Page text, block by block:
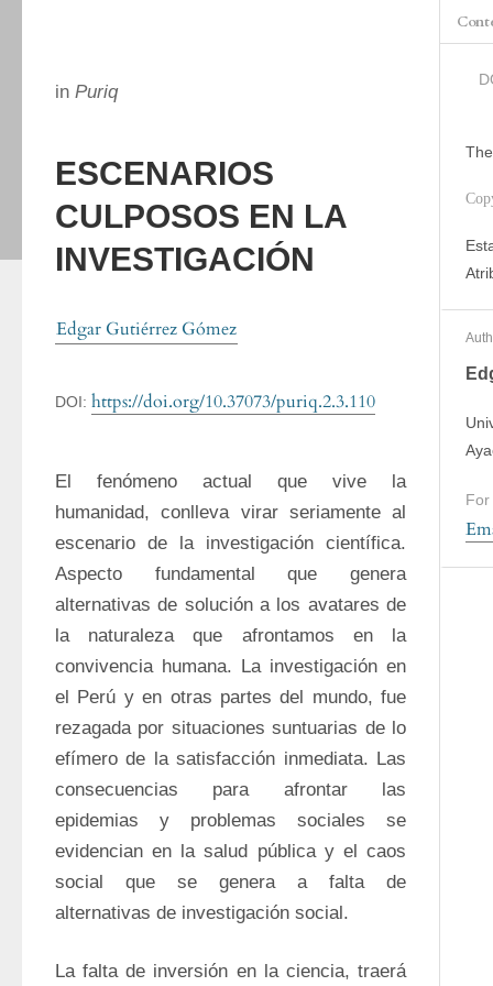
in Puriq
ESCENARIOS
CULPOSOS EN LA
INVESTIGACIÓN
Edgar Gutiérrez Gómez
DOI: https://doi.org/10.37073/puriq.2.3.110
El fenómeno actual que vive la
humanidad, conlleva virar seriamente al
escenario de la investigación científica.
Aspecto fundamental que genera
alternativas de solución a los avatares de
la naturaleza que afrontamos en la
convivencia humana. La investigación en
el Perú y en otras partes del mundo, fue
rezagada por situaciones suntuarias de lo
efímero de la satisfacción inmediata. Las
consecuencias para afrontar las
epidemias y problemas sociales se
evidencian en la salud pública y el caos
social que se genera a falta de
alternativas de investigación social.
La falta de inversión en la ciencia, traerá